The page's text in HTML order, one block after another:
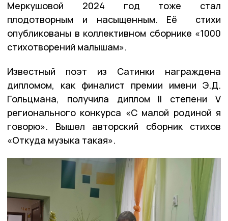
Меркушовой 2024 год тоже стал
плодотворным и насыщенным. Её стихи
опубликованы в коллективном сборнике «1000
стихотворений малышам».
Известный поэт из Сатинки награждена
дипломом, как финалист премии имени Э.Д.
Гольцмана, получила диплом II степени V
регионального конкурса «С малой родиной я
говорю». Вышел авторский сборник стихов
«Откуда музыка такая».